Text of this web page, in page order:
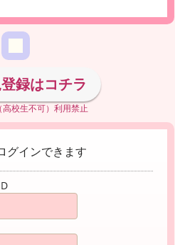
録はコチラ
校生不可）利用禁止
グインできます